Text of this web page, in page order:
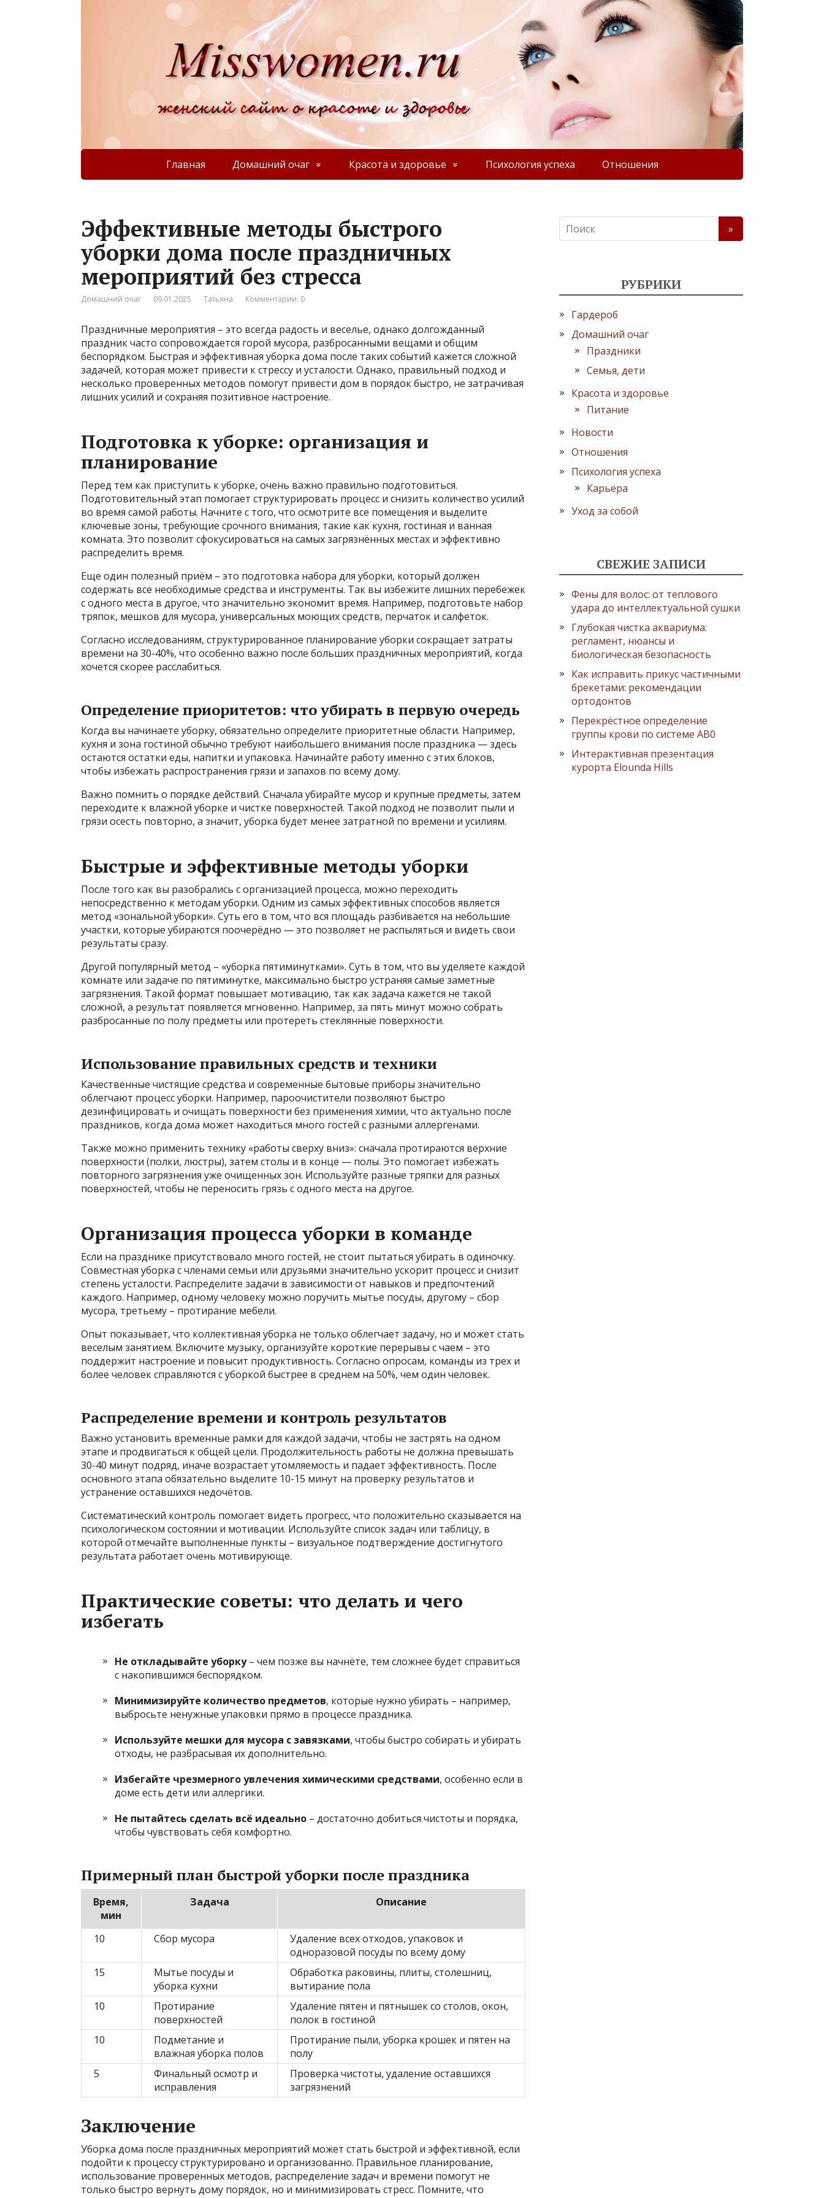
Главная Домашний очаг Красота и здоровье Психология успеха Отношения
Эффективные методы быстрого
уборки дома после праздничных
мероприятий без стресса
Домашний очаг 09.01.2025 Татьяна Комментарии: 0
Праздничные мероприятия – это всегда радость и веселье, однако долгожданный
праздник часто сопровождается горой мусора, разбросанными вещами и общим
беспорядком. Быстрая и эффективная уборка дома после таких событий кажется сложной
задачей, которая может привести к стрессу и усталости. Однако, правильный подход и
несколько проверенных методов помогут привести дом в порядок быстро, не затрачивая
лишних усилий и сохраняя позитивное настроение.
Подготовка к уборке: организация и
планирование
Перед тем как приступить к уборке, очень важно правильно подготовиться.
Подготовительный этап помогает структурировать процесс и снизить количество усилий
во время самой работы. Начните с того, что осмотрите все помещения и выделите
ключевые зоны, требующие срочного внимания, такие как кухня, гостиная и ванная
комната. Это позволит сфокусироваться на самых загрязнённых местах и эффективно
распределить время.
Еще один полезный приём – это подготовка набора для уборки, который должен
содержать все необходимые средства и инструменты. Так вы избежите лишних перебежек
с одного места в другое, что значительно экономит время. Например, подготовьте набор
тряпок, мешков для мусора, универсальных моющих средств, перчаток и салфеток.
Согласно исследованиям, структурированное планирование уборки сокращает затраты
времени на 30-40%, что особенно важно после больших праздничных мероприятий, когда
хочется скорее расслабиться.
Определение приоритетов: что убирать в первую очередь
Когда вы начинаете уборку, обязательно определите приоритетные области. Например,
кухня и зона гостиной обычно требуют наибольшего внимания после праздника — здесь
остаются остатки еды, напитки и упаковка. Начинайте работу именно с этих блоков,
чтобы избежать распространения грязи и запахов по всему дому.
Важно помнить о порядке действий. Сначала убирайте мусор и крупные предметы, затем
переходите к влажной уборке и чистке поверхностей. Такой подход не позволит пыли и
грязи осесть повторно, а значит, уборка будет менее затратной по времени и усилиям.
Быстрые и эффективные методы уборки
После того как вы разобрались с организацией процесса, можно переходить
непосредственно к методам уборки. Одним из самых эффективных способов является
метод «зональной уборки». Суть его в том, что вся площадь разбивается на небольшие
участки, которые убираются поочерёдно — это позволяет не распыляться и видеть свои
результаты сразу.
Другой популярный метод – «уборка пятиминутками». Суть в том, что вы уделяете каждой
комнате или задаче по пятиминутке, максимально быстро устраняя самые заметные
загрязнения. Такой формат повышает мотивацию, так как задача кажется не такой
сложной, а результат появляется мгновенно. Например, за пять минут можно собрать
разбросанные по полу предметы или протереть стеклянные поверхности.
Использование правильных средств и техники
Качественные чистящие средства и современные бытовые приборы значительно
облегчают процесс уборки. Например, пароочистители позволяют быстро
дезинфицировать и очищать поверхности без применения химии, что актуально после
праздников, когда дома может находиться много гостей с разными аллергенами.
Также можно применить технику «работы сверху вниз»: сначала протираются верхние
поверхности (полки, люстры), затем столы и в конце — полы. Это помогает избежать
повторного загрязнения уже очищенных зон. Используйте разные тряпки для разных
поверхностей, чтобы не переносить грязь с одного места на другое.
Организация процесса уборки в команде
Если на празднике присутствовало много гостей, не стоит пытаться убирать в одиночку.
Совместная уборка с членами семьи или друзьями значительно ускорит процесс и снизит
степень усталости. Распределите задачи в зависимости от навыков и предпочтений
каждого. Например, одному человеку можно поручить мытье посуды, другому – сбор
мусора, третьему – протирание мебели.
Опыт показывает, что коллективная уборка не только облегчает задачу, но и может стать
веселым занятием. Включите музыку, организуйте короткие перерывы с чаем – это
поддержит настроение и повысит продуктивность. Согласно опросам, команды из трех и
более человек справляются с уборкой быстрее в среднем на 50%, чем один человек.
Распределение времени и контроль результатов
Важно установить временные рамки для каждой задачи, чтобы не застрять на одном
этапе и продвигаться к общей цели. Продолжительность работы не должна превышать
30-40 минут подряд, иначе возрастает утомляемость и падает эффективность. После
основного этапа обязательно выделите 10-15 минут на проверку результатов и
устранение оставшихся недочётов.
Систематический контроль помогает видеть прогресс, что положительно сказывается на
психологическом состоянии и мотивации. Используйте список задач или таблицу, в
которой отмечайте выполненные пункты – визуальное подтверждение достигнутого
результата работает очень мотивирующе.
Практические советы: что делать и чего
избегать
Не откладывайте уборку– чем позже вы начнёте, тем сложнее будет справиться
с накопившимся беспорядком.
Минимизируйте количество предметов, которые нужно убирать – например,
выбросьте ненужные упаковки прямо в процессе праздника.
Используйте мешки для мусора с завязками, чтобы быстро собирать и убирать
отходы, не разбрасывая их дополнительно.
Избегайте чрезмерного увлечения химическими средствами, особенно если в
доме есть дети или аллергики.
Не пытайтесь сделать всё идеально – достаточно добиться чистоты и порядка,
чтобы чувствовать себя комфортно.
Примерный план быстрой уборки после праздника
Время,
мин
Задача Описание
10 Сбор мусора
Удаление всех отходов, упаковок и
одноразовой посуды по всему дому
15
Мытье посуды и
уборка кухни
Обработка раковины, плиты, столешниц,
вытирание пола
10
Протирание
поверхностей
Удаление пятен и пятнышек со столов, окон,
полок в гостиной
10
Подметание и
влажная уборка полов
Протирание пыли, уборка крошек и пятен на
полу
5
Финальный осмотр и
исправления
Проверка чистоты, удаление оставшихся
загрязнений
Заключение
Уборка дома после праздничных мероприятий может стать быстрой и эффективной, если
подойти к процессу структурировано и организованно. Правильное планирование,
использование проверенных методов, распределение задач и времени помогут не
только быстро вернуть дому порядок, но и минимизировать стресс. Помните, что
РУБРИКИ
Гардероб
Домашний очаг
Праздники
Семья, дети
Красота и здоровье
Питание
Новости
Отношения
Психология успеха
Карьера
Уход за собой
СВЕЖИЕ ЗАПИСИ
Фены для волос: от теплового
удара до интеллектуальной сушки
Глубокая чистка аквариума:
регламент, нюансы и
биологическая безопасность
Как исправить прикус частичными
брекетами: рекомендации
ортодонтов
Перекрёстное определение
группы крови по системе AB0
Интерактивная презентация
курорта Elounda Hills